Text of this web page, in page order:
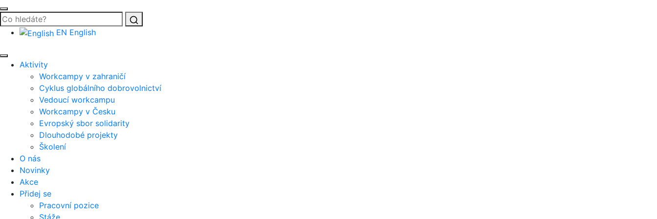
Vyhledat
EN English
Aktivity
Workcampy v zahraničí
Cyklus globálního dobrovolnictví
Vedoucí workcampu
Workcampy v Česku
Evropský sbor solidarity
Dlouhodobé projekty
Školení
O nás
Novinky
Akce
Přidej se
Pracovní pozice
Stáže